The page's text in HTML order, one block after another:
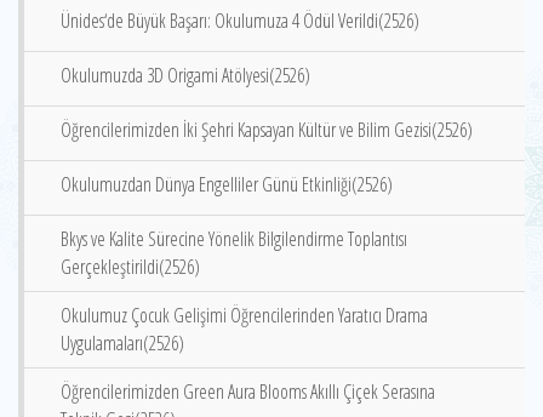
Ünides‘de Büyük Başarı: Okulumuza 4 Ödül Verildi(2526)
Okulumuzda 3D Origami Atölyesi(2526)
Öğrencilerimizden İki Şehri Kapsayan Kültür ve Bilim Gezisi(2526)
Okulumuzdan Dünya Engelliler Günü Etkinliği(2526)
Bkys ve Kalite Sürecine Yönelik Bilgilendirme Toplantısı
Gerçekleştirildi(2526)
Okulumuz Çocuk Gelişimi Öğrencilerinden Yaratıcı Drama
Uygulamaları(2526)
Öğrencilerimizden Green Aura Blooms Akıllı Çiçek Serasına